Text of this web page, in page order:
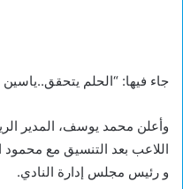
جاء فيها: “الحلم
وأعلن محمد يوسف، المدير
اللاعب بعد التنسيق مع
و رئيس مجلس إدارة النادي.